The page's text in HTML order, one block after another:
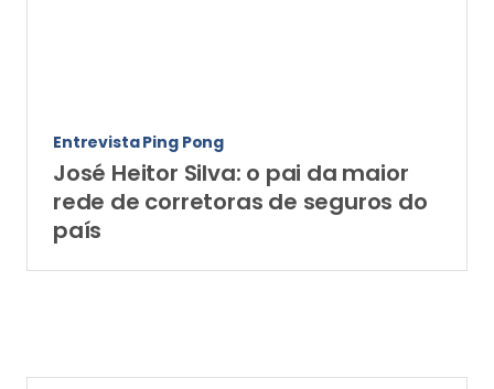
Entrevista Ping Pong
José Heitor Silva: o pai da maior
rede de corretoras de seguros do
país